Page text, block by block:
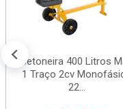
Betoneira 400 Litros
1 Traço 2cv
22...